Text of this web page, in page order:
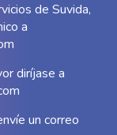
de Suvida,
a
diríjase a
un correo